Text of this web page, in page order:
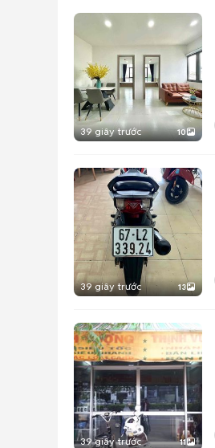
39 giây trước 10
39 giây trước 13
39 giây trước 11